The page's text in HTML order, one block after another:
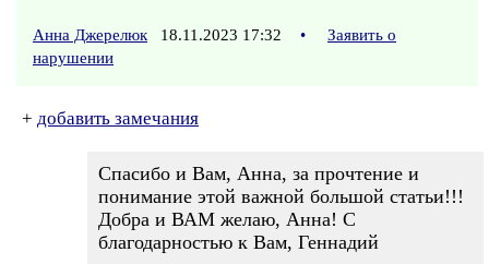
Анна Джерелюк 18.11.2023 17:32 •
Заявить о
нарушении
+ добавить замечания
Спасибо и Вам, Анна, за прочтение и
понимание этой важной большой статьи!!!
Добра и ВАМ желаю, Анна! С
благодарностью к Вам, Геннадий